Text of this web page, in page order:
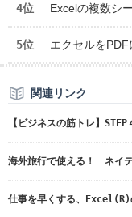
4位 Excelの複数シ
5位 エクセルを
関連リンク
【ビジネスの筋トレ】
海外旅行で使える！ ネイ
仕事を早くする、Excel(R)